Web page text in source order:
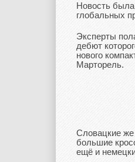
Новость была
глобальных
Эксперты
дебют
нового
Марторель.
Словацкие же
большие
ещё и